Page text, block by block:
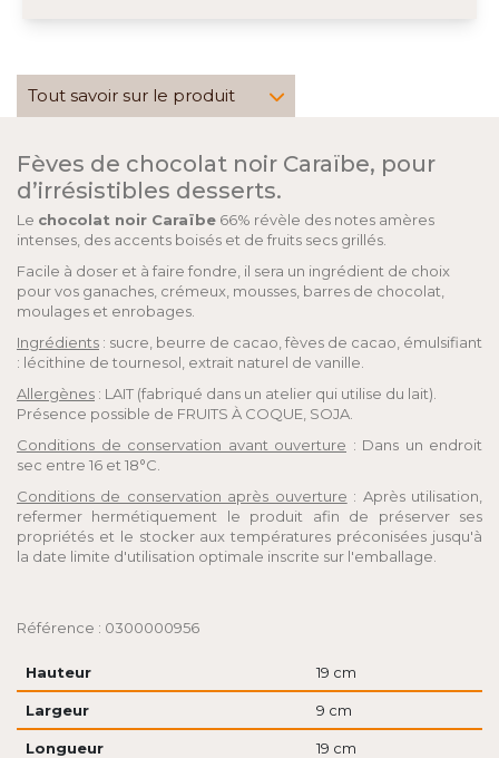
Tout savoir sur le produit
Fèves de chocolat noir Caraïbe, pour
d’irrésistibles desserts.
Le chocolat noir Caraïbe 66% révèle des notes amères
intenses, des accents boisés et de fruits secs grillés.
Facile à doser et à faire fondre, il sera un ingrédient de choix
pour vos ganaches, crémeux, mousses, barres de chocolat,
moulages et enrobages.
Ingrédients : sucre, beurre de cacao, fèves de cacao, émulsifiant
: lécithine de tournesol, extrait naturel de vanille.
Allergènes : LAIT (fabriqué dans un atelier qui utilise du lait).
Présence possible de FRUITS À COQUE, SOJA.
Conditions de conservation avant ouverture : Dans un endroit
sec entre 16 et 18°C.
Conditions de conservation après ouverture : Après utilisation,
refermer hermétiquement le produit afin de préserver ses
propriétés et le stocker aux températures préconisées jusqu'à
la date limite d'utilisation optimale inscrite sur l'emballage.
Référence : 0300000956
Hauteur 19 cm
Largeur 9 cm
Longueur 19 cm